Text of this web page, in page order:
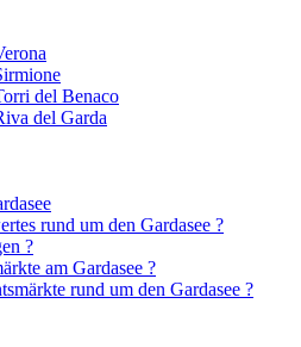
del Benaco
del Garda
rund um den Gardasee ?
?
am Gardasee ?
rund um den Gardasee ?